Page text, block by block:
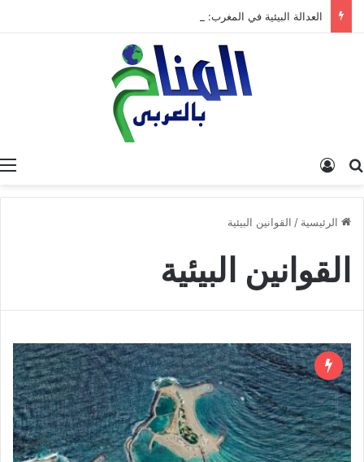
البحث عن
الرئيسية / القوانين البيئية
القوانين البيئية